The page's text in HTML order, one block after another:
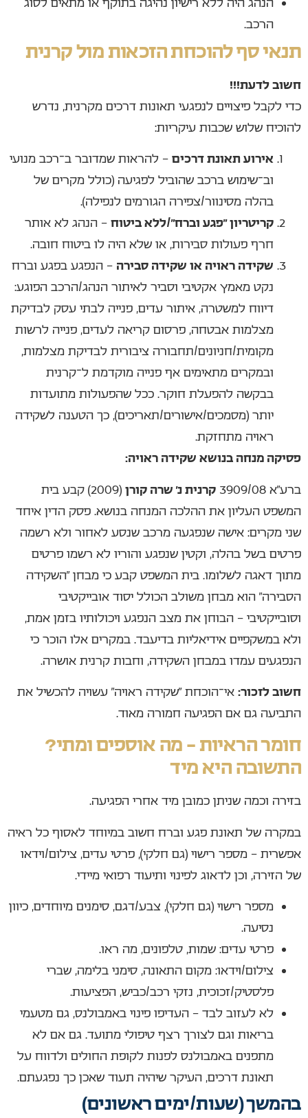
הרכב.
תנאי סף להוכחת הזכאות מול קרנית
חשוב לדעת!!!
כדי לקבל פיצויים לנפגעי תאונות דרכים מקרנית, נדרש
להוכיח שלוש שכבות עיקריות:
אירוע תאונת דרכים – להראות שמדובר ב־רכב מנועי
וב־שימוש ברכב שהוביל לפגיעה (כולל מקרים של
בהלה מסינוור/צפירה הגורמים לנפילה).
קריטריון “פגע וברח”/ללא ביטוח – הנהג לא אותר
חרף פעולות סבירות, או שלא היה לו ביטוח חובה.
שקידה ראויה או שקידה סבירה – הנפגע בפגע וברח
נקט מאמץ אקטיבי וסביר לאיתור הנהג/הרכב הפוגע:
דיווח למשטרה, איתור עדים, פנייה לבתי עסק לבדיקת
מצלמות אבטחה, פרסום קריאה לעדים, פנייה לרשות
מקומית/חניונים/תחבורה ציבורית לבדיקת מצלמות,
ובמקרים מתאימים אף פנייה מוקדמת ל־קרנית
בבקשה להפעלת חוקר. ככל שהפעולות מתועדות
יותר (מסמכים/אישורים/תאריכים), כך הטענה לשקידה
ראויה מתחזקת.
פסיקה מנחה בנושא שקידה ראויה:
ברע”א 3909/08 קרנית נ’ שרה קורן
(2009) קבע בית
המשפט העליון את ההלכה המנחה בנושא. פסק הדין איחד
שני מקרים: אישה שנפגעה מרכב שנסע לאחור ולא רשמה
פרטים בשל בהלה, וקטין שנפגע והוריו לא רשמו פרטים
מתוך דאגה לשלומו. בית המשפט קבע כי מבחן “השקידה
הסבירה” הוא מבחן משולב הכולל יסוד אובייקטיבי
וסובייקטיבי – הבוחן את מצב הנפגע ויכולותיו בזמן אמת,
ולא במשקפיים אידיאליות בדיעבד. במקרים אלו הוכר כי
הנפגעים עמדו במבחן השקידה, וחבות קרנית אושרה.
חשוב לזכור: אי־הוכחת “שקידה ראויה” עשויה להכשיל את
התביעה גם אם הפגיעה חמורה מאוד.
חומר הראיות – מה אוספים ומתי?
התשובה היא מיד
בזירה וכמה שניתן כמובן מיד אחרי הפגיעה.
במקרה של תאונת פגע וברח חשוב במיוחד לאסוף כל ראיה
אפשרית – מספר רישוי (גם חלקי), פרטי עדים, צילום/וידאו
של הזירה, וכן לדאוג לפינוי ותיעוד רפואי מיידי.
מספר רישוי (גם חלקי), צבע/דגם, סימנים מיוחדים, כיוון
נסיעה.
פרטי עדים: שמות, טלפונים, מה ראו.
צילום/וידאו: מקום התאונה, סימני בלימה, שברי
פלסטיק/זכוכית, נזקי רכב/כביש, הפציעות.
לא לעזוב לבד – העדיפו פינוי באמבולנס, גם מטעמי
בריאות וגם לצורך רצף טיפולי מתועד. גם אם לא
מתפנים באמבולנס לפנות לקופת החולים ולדווח על
תאונת דרכים, העיקר שיהיה תעוד שאכן כך נפגעתם.
בהמשך (שעות/ימים ראשונים)